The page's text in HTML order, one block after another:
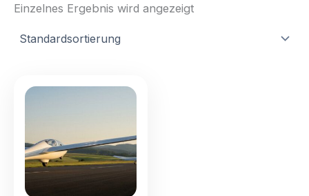
Einzelnes Ergebnis wird angezeigt